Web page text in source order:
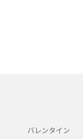
バレンタイン